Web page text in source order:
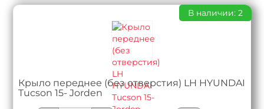
Крыло переднее (без отверстия) LH HYUNDAI
Tucson 15- Jorden
В наличии: 2